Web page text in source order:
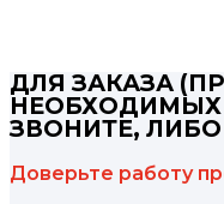
ДЛЯ ЗАКАЗА
НЕОБХОДИМЫХ
ЗВОНИТЕ,
Доверьте работу